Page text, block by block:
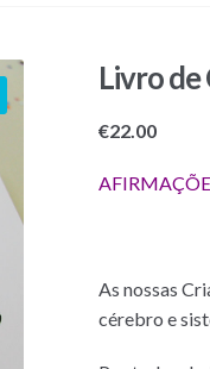
Livro
€22.00
As nossas
cérebro e